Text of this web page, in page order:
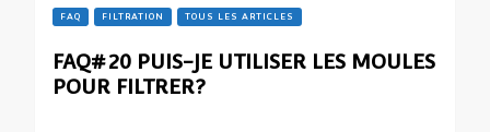
FAQ FILTRATION TOUS LES ARTICLES
FAQ#20 PUIS-JE UTILISER LES MOULES
POUR FILTRER?